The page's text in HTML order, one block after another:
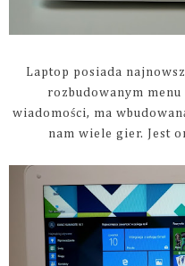
Laptop posiada
rozbudowanym
wiadomości, ma
nam wiele gier. Jest